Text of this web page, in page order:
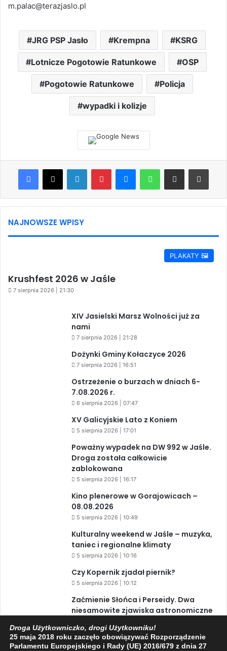
m.palac@terazjaslo.pl
JRG PSP Jasło Krempna KSRG
Lotnicze Pogotowie Ratunkowe OSP
Pogotowie Ratunkowe Policja
wypadki i kolizje
Facebook
X LinkedInPinterestMessengerWhatsAppShare via Email Print
NAJNOWSZE WPISY
PLAKATY 🖼️
Krushfest 2026 w Jaśle
7 sierpnia 2026 | 21:30
XIV Jasielski Marsz Wolności już za
nami
7 sierpnia 2026 | 21:28
Dożynki Gminy Kołaczyce 2026
7 sierpnia 2026 | 16:51
Ostrzeżenie o burzach w dniach 6-
7.08.2026 r.
6 sierpnia 2026 | 07:47
XV Galicyjskie Lato z Koniem
5 sierpnia 2026 | 17:01
Poważny wypadek na DW 992 w Jaśle.
Droga została całkowicie
zablokowana
5 sierpnia 2026 | 16:17
Kino plenerowe w Gorajowicach –
08.08.2026
5 sierpnia 2026 | 10:49
Kulturalny weekend w Jaśle – muzyka,
taniec i regionalne klimaty
5 sierpnia 2026 | 10:16
Czy Kopernik zjadał piernik?
5 sierpnia 2026 | 10:12
Zaćmienie Słońca i Perseidy. Dwa
niesamowite zjawiska astronomiczne
3 sierpnia 2026 | 15:39
Droga Użytkowniczko, drogi Użytkowniku!
25 maja 2018 roku zaczęło obowiązywać Rozporządzenie
Parlamentu Europejskiego i Rady (UE) 2016/679 z dnia 27